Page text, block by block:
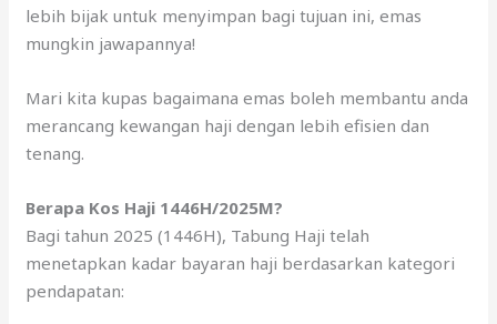
lebih bijak untuk menyimpan bagi tujuan ini, emas
mungkin jawapannya!
Mari kita kupas bagaimana emas boleh membantu anda
merancang kewangan haji dengan lebih efisien dan
tenang.
Berapa Kos Haji 1446H/2025M?
Bagi tahun 2025 (1446H), Tabung Haji telah
menetapkan kadar bayaran haji berdasarkan kategori
pendapatan: